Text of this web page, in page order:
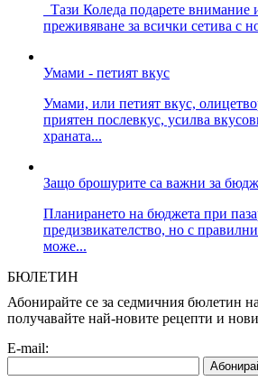
Тази Коледа подарете внимание
преживяване за всички сетива с
Умами - петият вкус
Умами, или петият вкус,
приятен послевкус, усилва
храната...
Защо брошурите са важни за
Планирането на бюджета при
предизвикателство, но с
може...
БЮЛЕТИН
Абонирайте се за седмичния бюлетин
получавайте най-новите рецепти и
E-mail: